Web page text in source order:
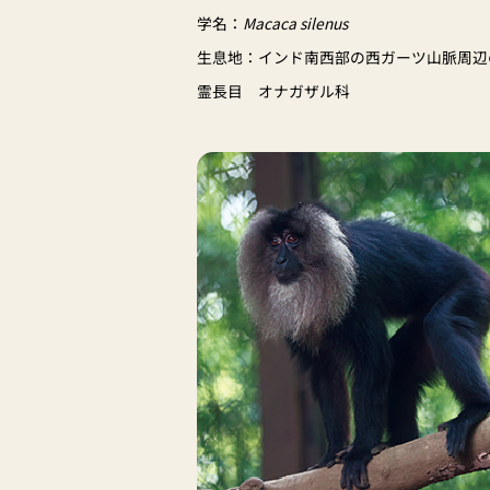
学名： Macaca silenus
生息地：インド南西部の西ガーツ山脈周
霊長目 オナガザル科